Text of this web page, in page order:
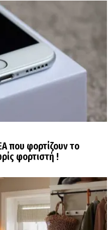
που φορτίζουν το
φορτιστή !